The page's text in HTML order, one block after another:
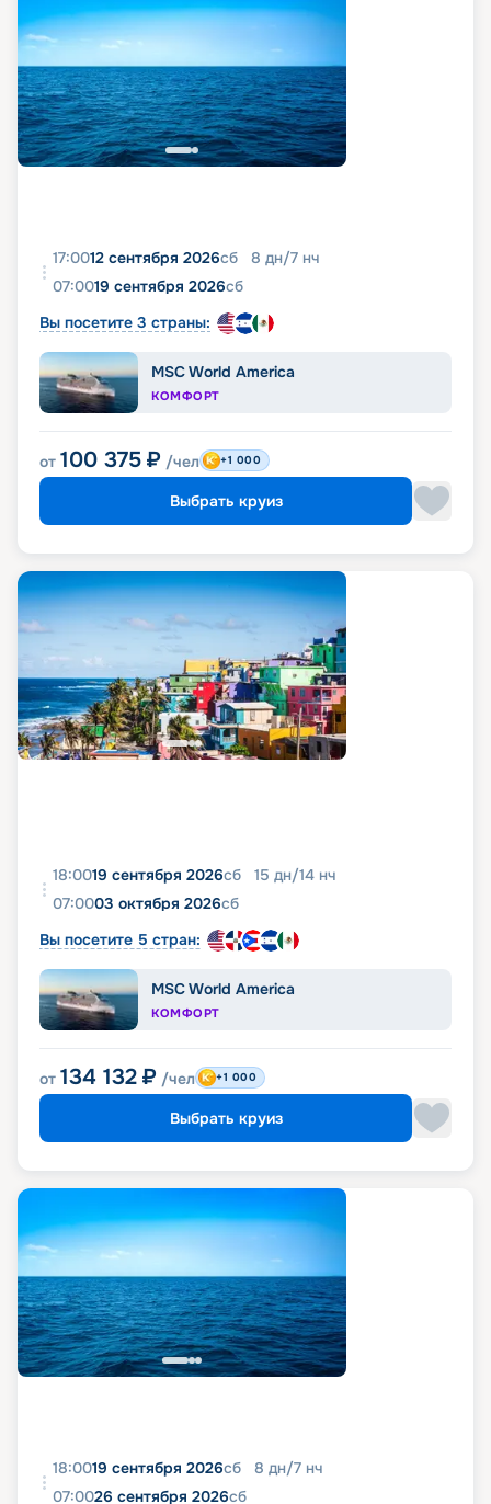
17:0012 сентября 2026сб 8 дн/7 нч
07:0019 сентября 2026сб
Вы посетите 3 страны:
MSC World America
КОМФОРТ
от 100 375 ₽ /чел +1 000
Выбрать круиз
18:0019 сентября 2026сб 15 дн/14 нч
07:0003 октября 2026сб
Вы посетите 5 стран:
MSC World America
КОМФОРТ
от 134 132 ₽ /чел +1 000
Выбрать круиз
18:0019 сентября 2026сб 8 дн/7 нч
07:0026 сентября 2026сб